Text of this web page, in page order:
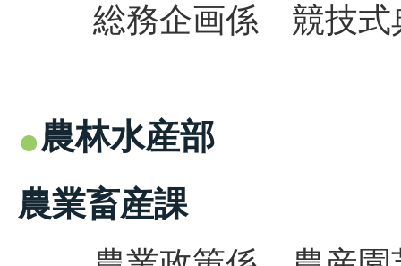
総務企画係 競技式
農林水産部
農業畜産課